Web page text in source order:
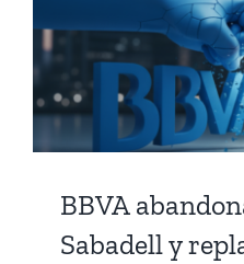
BBVA
Sabadell y